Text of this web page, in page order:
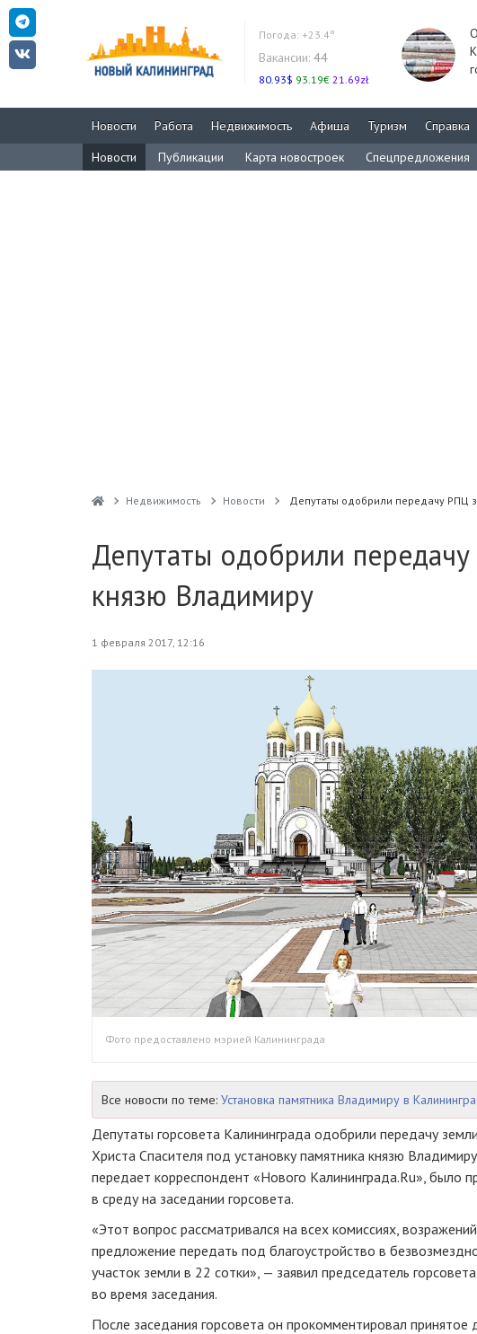
Погода: +23.4°
Вакансии: 44
80.93$ 93.19€ 21.69zł
Новости Работа Недвижимость Афиша Туризм Справка
Новости
Публикации Карта новостроек Спецпредложения
Недвижимость Новости Депутаты одобрили передачу РПЦ
Депутаты одобрили
князю Владимиру
1 февраля 2017, 12:16
Фото предоставлено мэрией Калининграда
Все новости по теме: Установка памятника Владимиру в
Депутаты горсовета Калининграда одобрили передачу
Христа Спасителя под установку памятника князю
передает корреспондент «Нового Калининграда.Ru», было
в среду на заседании горсовета.
«Этот вопрос рассматривался на всех комиссиях,
предложение передать под благоустройство в
участок земли в 22 сотки», — заявил председатель
во время заседания.
После заседания горсовета он прокомментировал принятое